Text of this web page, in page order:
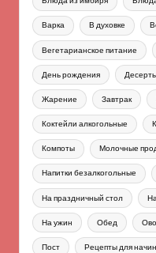
Варка В духовке
Вегетарианское питание
День рождения
Жарение Завтрак
Коктейли алкогольные
Компоты Молочные
Напитки безалкогольные
На праздничный стол
На ужин Обед
Пост Рецепты для